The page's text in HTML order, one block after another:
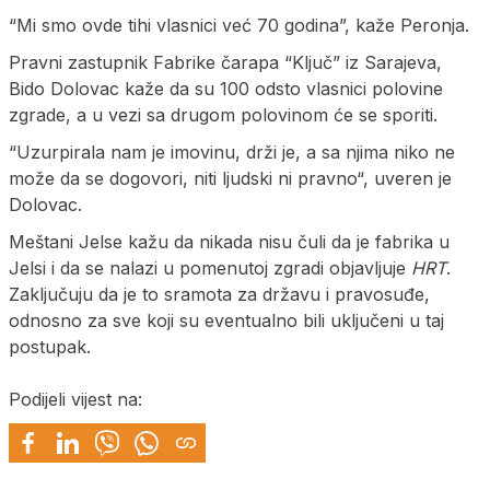
“Mi smo ovde tihi vlasnici već 70 godina”, kaže Peronja.
Pravni zastupnik Fabrike čarapa “Ključ” iz Sarajeva,
Bido Dolovac kaže da su 100 odsto vlasnici polovine
zgrade, a u vezi sa drugom polovinom će se sporiti.
“Uzurpirala nam je imovinu, drži je, a sa njima niko ne
može da se dogovori, niti ljudski ni pravno“, uveren je
Dolovac.
Meštani Jelse kažu da nikada nisu čuli da je fabrika u
Jelsi i da se nalazi u pomenutoj zgradi objavljuje HRT.
Zaključuju da je to sramota za državu i pravosuđe,
odnosno za sve koji su eventualno bili uključeni u taj
postupak.
Podijeli vijest na: